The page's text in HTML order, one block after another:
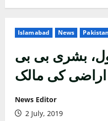
Islamabad News Pakistan
بشری بی بی
کی مالک
News Editor
2 July, 2019